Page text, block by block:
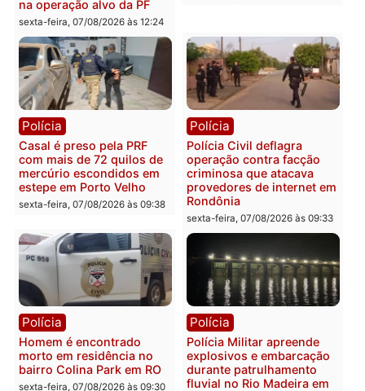
sexta-feira, 07/08/2026 às 18:49
Polícia
2 MILHÕES – Unnesa
apresenta documentos
que comprovam
transparência e legalidade
na operação alvo da PF
Polícia
Polícia Federal apreende
400 quilos de drogas e
prende motorista em RO
sexta-feira, 07/08/2026 às
Polícia
Casal é preso pela PRF
com mais de 72 quilos de
Polícia
Polícia Civil deflagra
operação contra facção